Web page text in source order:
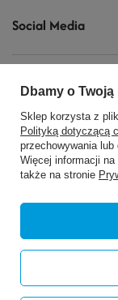
Social Media
728440077
Modelarnia,Armii
Dbamy o
Sklep korzysta z
Polityką dotyczącą
przechowywania
Więcej informacji
także na stronie